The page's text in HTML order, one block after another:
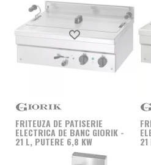
Produs favorit
FRITEUZA DE PATISERIE
ELECTRICA DE BANC GIORIK -
21 L, PUTERE 6,8 KW